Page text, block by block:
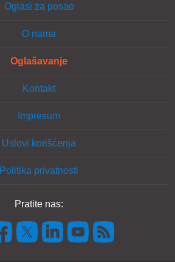
Oglasi za posao
O nama
Oglašavanje
Kontakt
Impresum
Uslovi korišćenja
Politika privatnosti
Pratite nas: